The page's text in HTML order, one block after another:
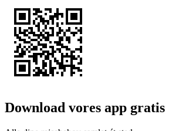
Download vores app gratis